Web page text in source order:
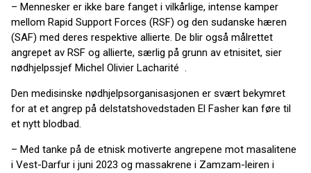
– Mennesker er ikke bare fanget i vilkårlige, intense kamper
mellom Rapid Support Forces (RSF) og den sudanske hæren
(SAF) med deres respektive allierte. De blir også målrettet
angrepet av RSF og allierte, særlig på grunn av etnisitet, sier
nødhjelpssjef Michel Olivier Lacharité .
Den medisinske nødhjelpsorganisasjonen er svært bekymret
for at et angrep på delstatshovedstaden El Fasher kan føre til
et nytt blodbad.
– Med tanke på de etnisk motiverte angrepene mot masalitene
i Vest-Darfur i juni 2023 og massakrene i Zamzam-leiren i